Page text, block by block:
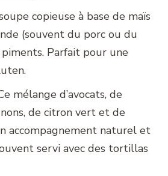
copieuse à base de maïs
(souvent du porc ou du
Parfait pour une
mélange d’avocats, de
de citron vert et de
accompagnement naturel et
servi avec des tortillas